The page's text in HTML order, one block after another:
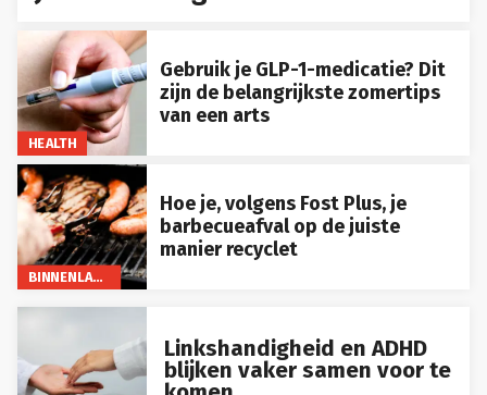
HEALTH
Gebruik je GLP-1-medicatie? Dit
zijn de belangrijkste zomertips
van een arts
BINNENLAND
Hoe je, volgens Fost Plus, je
barbecueafval op de juiste
manier recyclet
Linkshandigheid en ADHD
blijken vaker samen voor te
komen